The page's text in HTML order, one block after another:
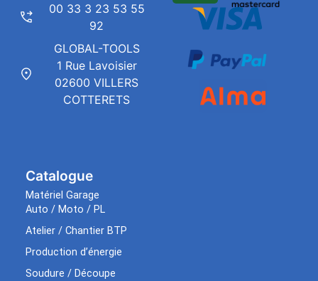
Catalogue
Matériel Garage
Auto / Moto / PL
Atelier / Chantier BTP
Production d’énergie
Soudure / Découpe
00 33 3 23 53 55
92
GLOBAL-TOOLS
1 Rue Lavoisier
02600 VILLERS
COTTERETS